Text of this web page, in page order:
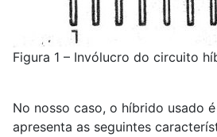
Figura 1 – Invólucro do circuito
No nosso caso, o híbrido usado
apresenta as seguintes